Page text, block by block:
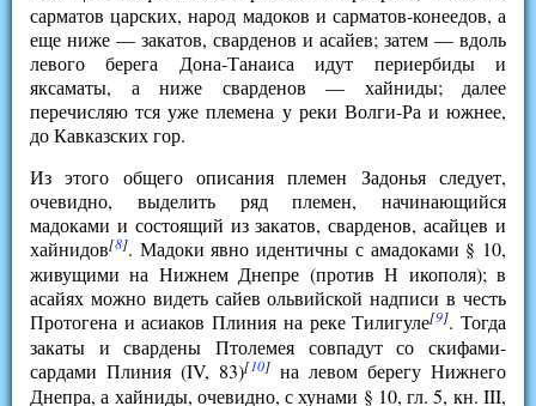
сарматов царских, народ мадоков и сарматов-конеедов, а
еще ниже — закатов, сварденов и асайев; затем — вдоль
левого берега Дона-Танаиса идут периербиды и
яксаматы, а ниже сварденов — хайниды; далее
перечисляю тся уже племена у реки Волги-Ра и южнее,
до Кавказских гор.
Из этого общего описания племен Задонья следует,
очевидно, выделить ряд племен, начинающийся
мадоками и состоящий из закатов, сварденов, асайцев и
хайнидов[8]. Мадоки явно идентичны с амадоками § 10,
живущими на Нижнем Днепре (против Н икополя); в
асайях можно видеть сайев ольвийской надписи в честь
Протогена и асиаков Плиния на реке Тилигуле[9]. Тогда
закаты и свардены Птолемея совпадут со скифами-
сардами Плиния (IV, 83)[10] на левом берегу Нижнего
Днепра, а хайниды, очевидно, с хунами § 10, гл. 5, кн. III,